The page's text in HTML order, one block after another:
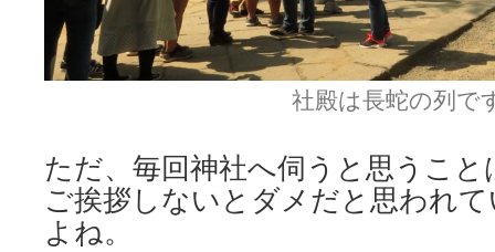
社殿は長蛇の列で
ただ、毎回神社へ伺うと思うこ
ご挨拶しないとダメだと思われ
よね。